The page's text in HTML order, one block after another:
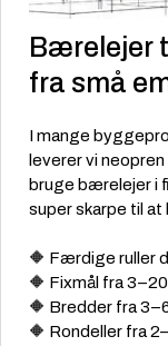
Bærelejer
fra små
I mange
leverer vi
bruge bærelejer i
super skarpe til
🔶 Færdige ruller
🔶 Fixmål fra
🔶 Bredder fra
🔶 Rondeller fra